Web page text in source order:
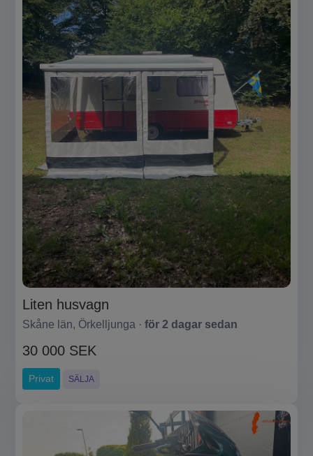
Liten husvagn
Skåne län, Örkelljunga · för 2 dagar sedan
30 000 SEK
Privat SÄLJA